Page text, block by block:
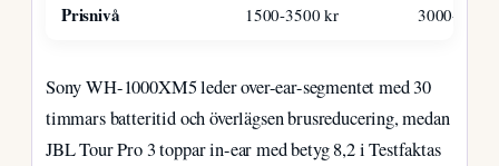
Prisnivå 1500-3500 kr 3000-6000
Sony WH-1000XM5 leder over-ear-segmentet med 30
timmars batteritid och överlägsen brusreducering, medan
JBL Tour Pro 3 toppar in-ear med betyg 8,2 i Testfaktas